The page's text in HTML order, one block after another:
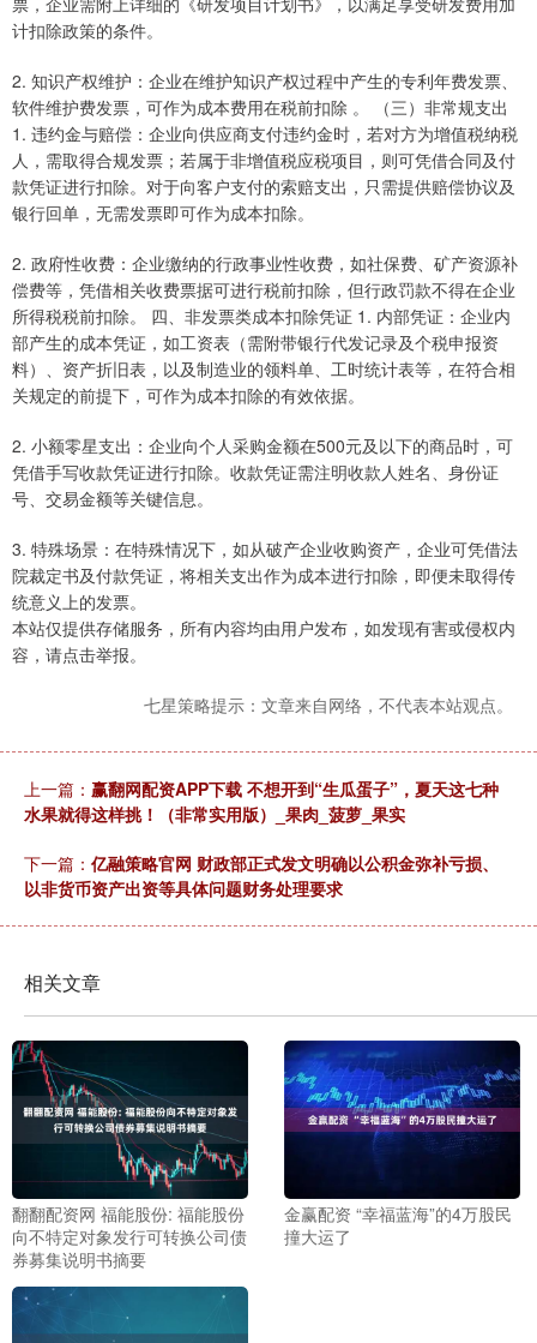
计扣除政策的条件。
2. 知识产权维护：企业在维护知识产权过程中产生的专利年费发票、
软件维护费发票，可作为成本费用在税前扣除 。 （三）非常规支出
1. 违约金与赔偿：企业向供应商支付违约金时，若对方为增值税纳税
人，需取得合规发票；若属于非增值税应税项目，则可凭借合同及付
款凭证进行扣除。对于向客户支付的索赔支出，只需提供赔偿协议及
银行回单，无需发票即可作为成本扣除。
2. 政府性收费：企业缴纳的行政事业性收费，如社保费、矿产资源补
偿费等，凭借相关收费票据可进行税前扣除，但行政罚款不得在企业
所得税税前扣除。 四、非发票类成本扣除凭证 1. 内部凭证：企业内
部产生的成本凭证，如工资表（需附带银行代发记录及个税申报资
料）、资产折旧表，以及制造业的领料单、工时统计表等，在符合相
关规定的前提下，可作为成本扣除的有效依据。
2. 小额零星支出：企业向个人采购金额在500元及以下的商品时，可
凭借手写收款凭证进行扣除。收款凭证需注明收款人姓名、身份证
号、交易金额等关键信息。
3. 特殊场景：在特殊情况下，如从破产企业收购资产，企业可凭借法
院裁定书及付款凭证，将相关支出作为成本进行扣除，即便未取得传
统意义上的发票。
本站仅提供存储服务，所有内容均由用户发布，如发现有害或侵权内
容，请点击举报。
七星策略提示：文章来自网络，不代表本站观点。
上一篇： 赢翻网配资APP下载 不想开到“生瓜蛋子”，夏天这七种
水果就得这样挑！（非常实用版）_果肉_菠萝_果实
下一篇： 亿融策略官网 财政部正式发文明确以公积金弥补亏损、
以非货币资产出资等具体问题财务处理要求
相关文章
翻翻配资网 福能股份: 福能股份
向不特定对象发行可转换公司债
券募集说明书摘要
金赢配资 “幸福蓝海”的4万股民
撞大运了